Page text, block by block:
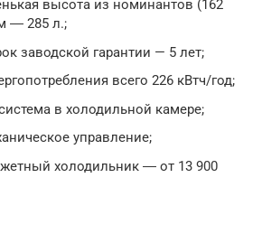
высота из номинантов (162
― 285 л.;
заводской гарантии — 5 лет;
всего 226 кВтч/год;
в холодильной камере;
управление;
холодильник ― от 13 900